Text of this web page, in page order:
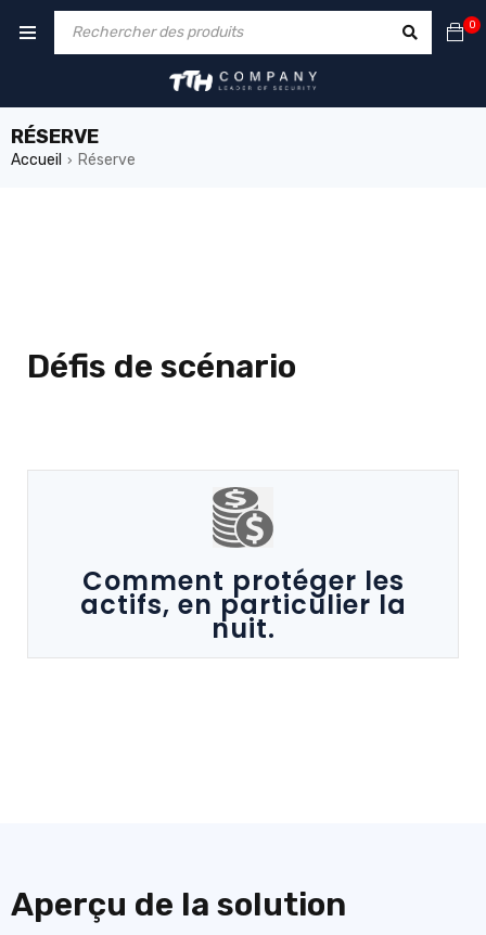
0
RÉSERVE
Accueil › Réserve
Défis de scénario
Comment protéger les
actifs, en particulier la
nuit.
Aperçu de la solution